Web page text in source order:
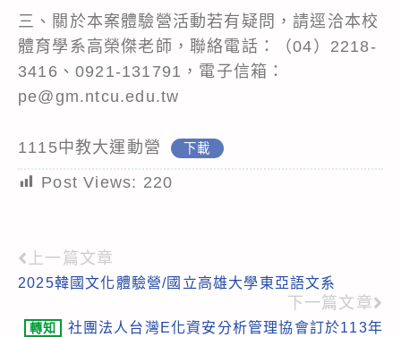
三、關於本案體驗營活動若有疑問，請逕洽本校
體育學系高榮傑老師，聯絡電話：（04）2218-
3416、0921-131791，電子信箱：
pe@gm.ntcu.edu.tw
1115中教大運動營 下載
Post Views: 220
Read
more
articles
上一篇文章
2025韓國文化體驗營/國立高雄大學東亞語文系
下一篇文章
轉知
社團法人台灣E化資安分析管理協會訂於113年